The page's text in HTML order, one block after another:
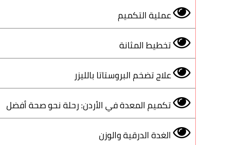
عملية التكميم
تخطيط المثانة
علاج تضخم البروستاتا بالليزر
تكميم المعدة في الأردن: رحلة نحو صحة أفضل
الغدة الدرقية والوزن